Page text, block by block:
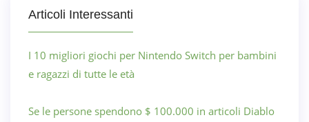
Articoli Interessanti
I 10 migliori giochi per Nintendo Switch per bambini
e ragazzi di tutte le età
Se le persone spendono $ 100.000 in articoli Diablo